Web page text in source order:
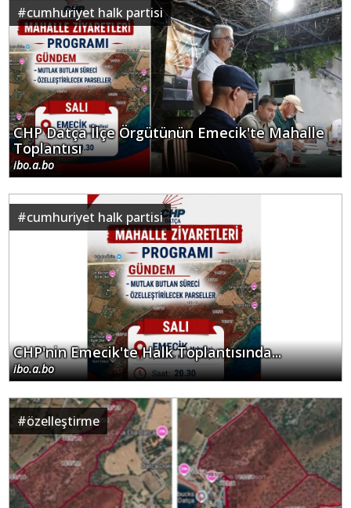
#cumhuriyet halk partisi
CHP Datça İlçe Örgütünün Emecik'te Mahalle
Toplantısı
ibo.a.bo
#cumhuriyet halk partisi
CHP'nin Emecik'te Halk Toplantısında...
ibo.a.bo
#özelleştirme